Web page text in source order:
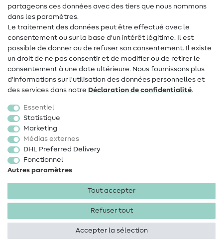
Contact
Changement de propriétaire
FAQ
Droit de rétractation
Populaire
Accessoires de couture
Promotions
partageons ces données avec des tiers que nous nommons
dans les paramètres.
Le traitement des données peut être effectué avec le
consentement ou sur la base d'un intérêt légitime. Il est
possible de donner ou de refuser son consentement. Il existe
un droit de ne pas consentir et de modifier ou de retirer le
consentement à une date ultérieure. Nous fournissons plus
d'informations sur l'utilisation des données personnelles et
des services dans notre Déclaration de confidentialité.
Essentiel
Statistique
Marketing
Médias externes
DHL Preferred Delivery
Fonctionnel
Autres paramètres
Tout accepter
Refuser tout
Accepter la sélection
Mentions légales Protection des données CGV
Droit
Droits d'auteur 2026 SewIY GmbH